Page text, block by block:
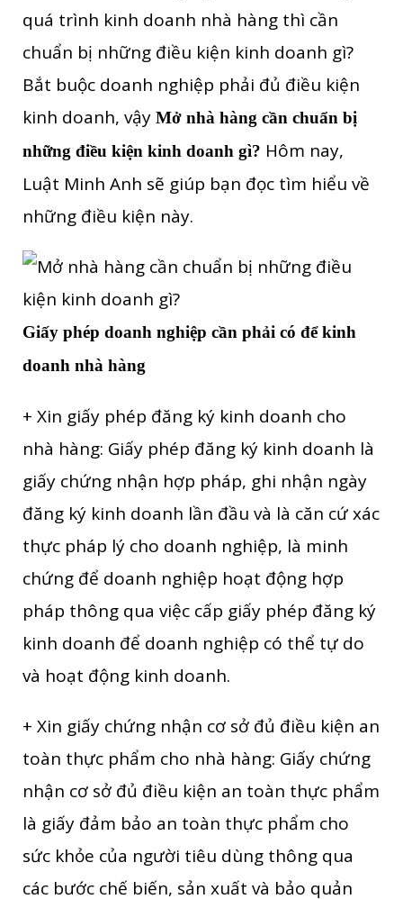
quá trình kinh doanh nhà hàng thì cần
chuẩn bị những điều kiện kinh doanh gì?
Bắt buộc doanh nghiệp phải đủ điều kiện
kinh doanh, vậy Mở nhà hàng cần chuẩn bị
những điều kiện kinh doanh gì? Hôm nay,
Luật Minh Anh sẽ giúp bạn đọc tìm hiểu về
những điều kiện này.
Giấy phép doanh nghiệp cần phải có để kinh
doanh nhà hàng
+ Xin giấy phép đăng ký kinh doanh cho
nhà hàng: Giấy phép đăng ký kinh doanh là
giấy chứng nhận hợp pháp, ghi nhận ngày
đăng ký kinh doanh lần đầu và là căn cứ xác
thực pháp lý cho doanh nghiệp, là minh
chứng để doanh nghiệp hoạt động hợp
pháp thông qua việc cấp giấy phép đăng ký
kinh doanh để doanh nghiệp có thể tự do
và hoạt động kinh doanh.
+ Xin giấy chứng nhận cơ sở đủ điều kiện an
toàn thực phẩm cho nhà hàng: Giấy chứng
nhận cơ sở đủ điều kiện an toàn thực phẩm
là giấy đảm bảo an toàn thực phẩm cho
sức khỏe của người tiêu dùng thông qua
các bước chế biến, sản xuất và bảo quản